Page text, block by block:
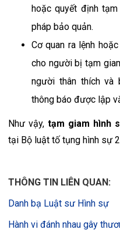
hoặc quyết định
pháp bảo quản.
Cơ quan ra lệnh
cho người bị tạm
người thân thích và
thông báo được lập
Như vậy, tạm giam hình
tại Bộ luật tố tụng hình sự
THÔNG TIN LIÊN QUAN:
Danh bạ Luật sư Hình sự
Hành vi đánh nhau gây